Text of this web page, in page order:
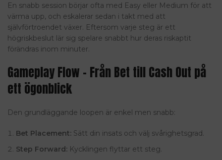
En snabb session börjar ofta med Easy eller Medium för att
värma upp, och eskalerar sedan i takt med att
självförtroendet växer. Eftersom varje steg är ett
högriskbeslut lär sig spelare snabbt hur deras riskaptit
förändras inom minuter.
Gameplay Flow – Från Bet till Cash Out på
ett ögonblick
Den grundläggande loopen är enkel men snabb:
Bet Placement: Sätt din insats och välj svårighetsgrad.
Step Forward: Kycklingen flyttar ett steg.